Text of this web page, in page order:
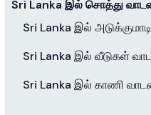
Sri Lanka இல் சொத்து
Sri Lanka இல்
Sri Lanka இல் வீடுகள்
Sri Lanka இல் காணி